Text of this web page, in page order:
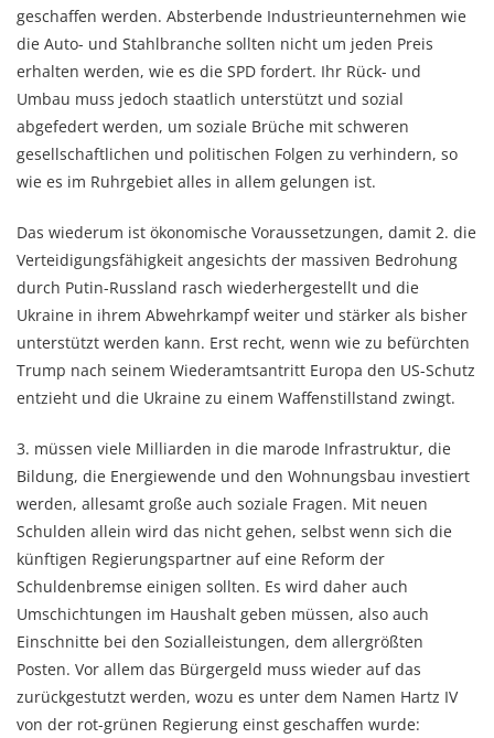
geschaffen werden. Absterbende Industrieunternehmen wie
die Auto- und Stahlbranche sollten nicht um jeden Preis
erhalten werden, wie es die SPD fordert. Ihr Rück- und
Umbau muss jedoch staatlich unterstützt und sozial
abgefedert werden, um soziale Brüche mit schweren
gesellschaftlichen und politischen Folgen zu verhindern, so
wie es im Ruhrgebiet alles in allem gelungen ist.
Das wiederum ist ökonomische Voraussetzungen, damit 2. die
Verteidigungsfähigkeit angesichts der massiven Bedrohung
durch Putin-Russland rasch wiederhergestellt und die
Ukraine in ihrem Abwehrkampf weiter und stärker als bisher
unterstützt werden kann. Erst recht, wenn wie zu befürchten
Trump nach seinem Wiederamtsantritt Europa den US-Schutz
entzieht und die Ukraine zu einem Waffenstillstand zwingt.
3. müssen viele Milliarden in die marode Infrastruktur, die
Bildung, die Energiewende und den Wohnungsbau investiert
werden, allesamt große auch soziale Fragen. Mit neuen
Schulden allein wird das nicht gehen, selbst wenn sich die
künftigen Regierungspartner auf eine Reform der
Schuldenbremse einigen sollten. Es wird daher auch
Umschichtungen im Haushalt geben müssen, also auch
Einschnitte bei den Sozialleistungen, dem allergrößten
Posten. Vor allem das Bürgergeld muss wieder auf das
zurückgestutzt werden, wozu es unter dem Namen Hartz IV
von der rot-grünen Regierung einst geschaffen wurde: